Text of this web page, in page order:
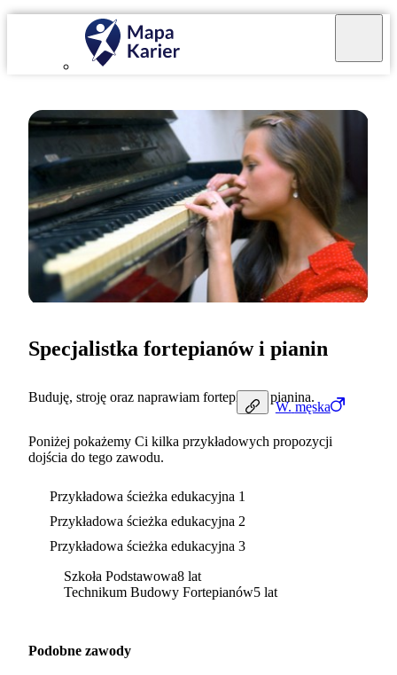
W. męska
Specjalistka fortepianów i pianin
Buduję, stroję oraz naprawiam fortepiany i pianina.
Poniżej pokażemy Ci kilka przykładowych propozycji
dojścia do tego zawodu.
Przykładowa ścieżka edukacyjna 1
Przykładowa ścieżka edukacyjna 2
Przykładowa ścieżka edukacyjna 3
Szkoła Podstawowa8 lat
Technikum Budowy Fortepianów5 lat
Podobne zawody